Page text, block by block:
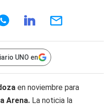
UNO en
en noviembre para
Arena. La noticia la